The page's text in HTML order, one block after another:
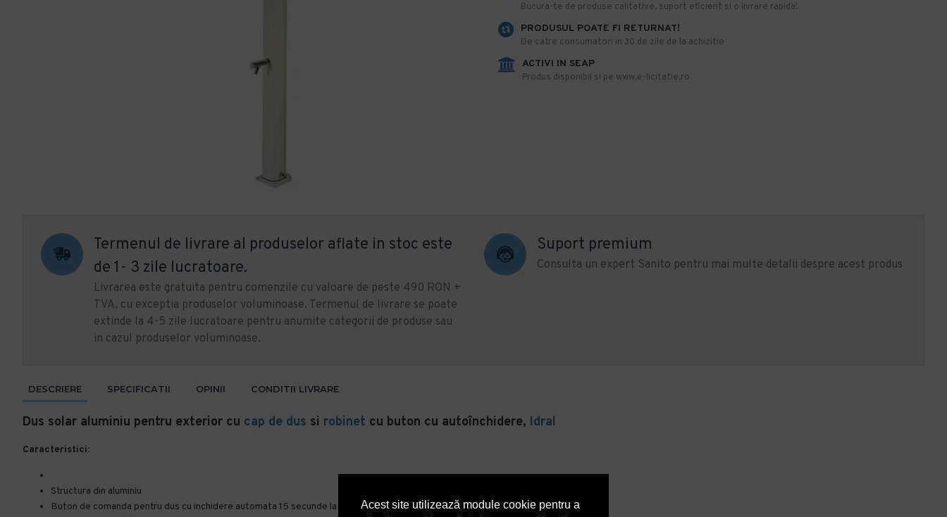
Acest site utilizează module cookie pentru a
​Bucura-te de produse calitative, suport eficient si o livrare rapida!
PRODUSUL POATE FI RETURNAT!
De catre consumatori in 30 de zile de la achizitie
ACTIVI IN SEAP
Produs disponibil si pe www.e-licitatie.ro
Termenul de livrare al produselor aflate in stoc este
de 1- 3 zile lucratoare.
Livrarea este gratuita pentru comenzile cu valoare de peste 490 RON +
TVA, cu exceptia produselor voluminoase. Termenul de livrare se poate
extinde la 4-5 zile lucratoare pentru anumite categorii de produse sau
in cazul produselor voluminoase.
Suport premium
Consulta un expert Sanito pentru mai multe detalii despre acest produs
DESCRIERE SPECIFICATII OPINII CONDITII LIVRARE
Dus solar aluminiu pentru exterior cu cap de dus si robinet cu buton cu autoînchidere, Idral
Caracteristici:
Structura din aluminiu
Buton de comanda pentru dus cu inchidere automata 15 secunde la 3 bari nereglabil